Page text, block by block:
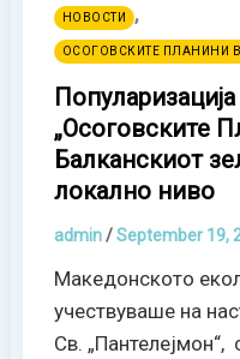
НОВОСТИ ,
ОСОГОВСКИТЕ ПЛАНИНИ
„Осоговските
Балканскиот
локално ниво
admin/September 19,
Македонското
учествуваше на
Св. „Пантелејмон“,